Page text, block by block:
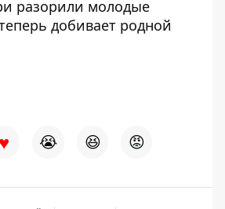
разорили молодые
добивает родной
♥ 😭 😆 😡